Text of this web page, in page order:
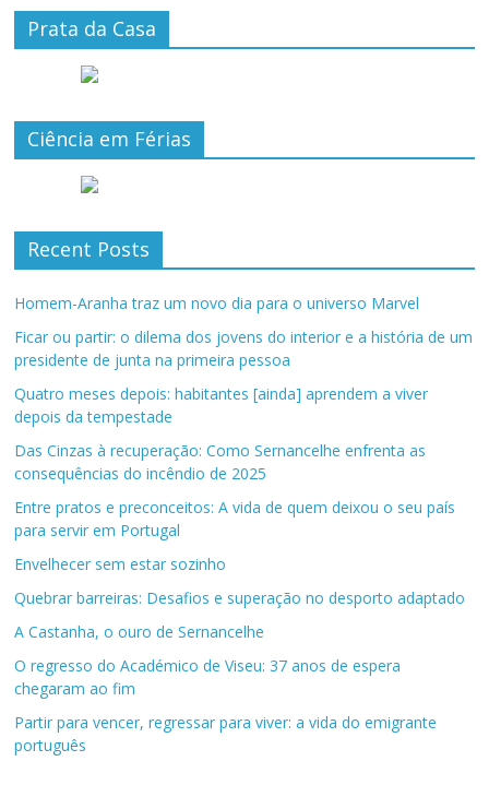
Prata da Casa
Ciência em Férias
Recent Posts
Homem-Aranha traz um novo dia para o universo Marvel
Ficar ou partir: o dilema dos jovens do interior e a história de um
presidente de junta na primeira pessoa
Quatro meses depois: habitantes [ainda] aprendem a viver
depois da tempestade
Das Cinzas à recuperação: Como Sernancelhe enfrenta as
consequências do incêndio de 2025
Entre pratos e preconceitos: A vida de quem deixou o seu país
para servir em Portugal
Envelhecer sem estar sozinho
Quebrar barreiras: Desafios e superação no desporto adaptado
A Castanha, o ouro de Sernancelhe
O regresso do Académico de Viseu: 37 anos de espera
chegaram ao fim
Partir para vencer, regressar para viver: a vida do emigrante
português